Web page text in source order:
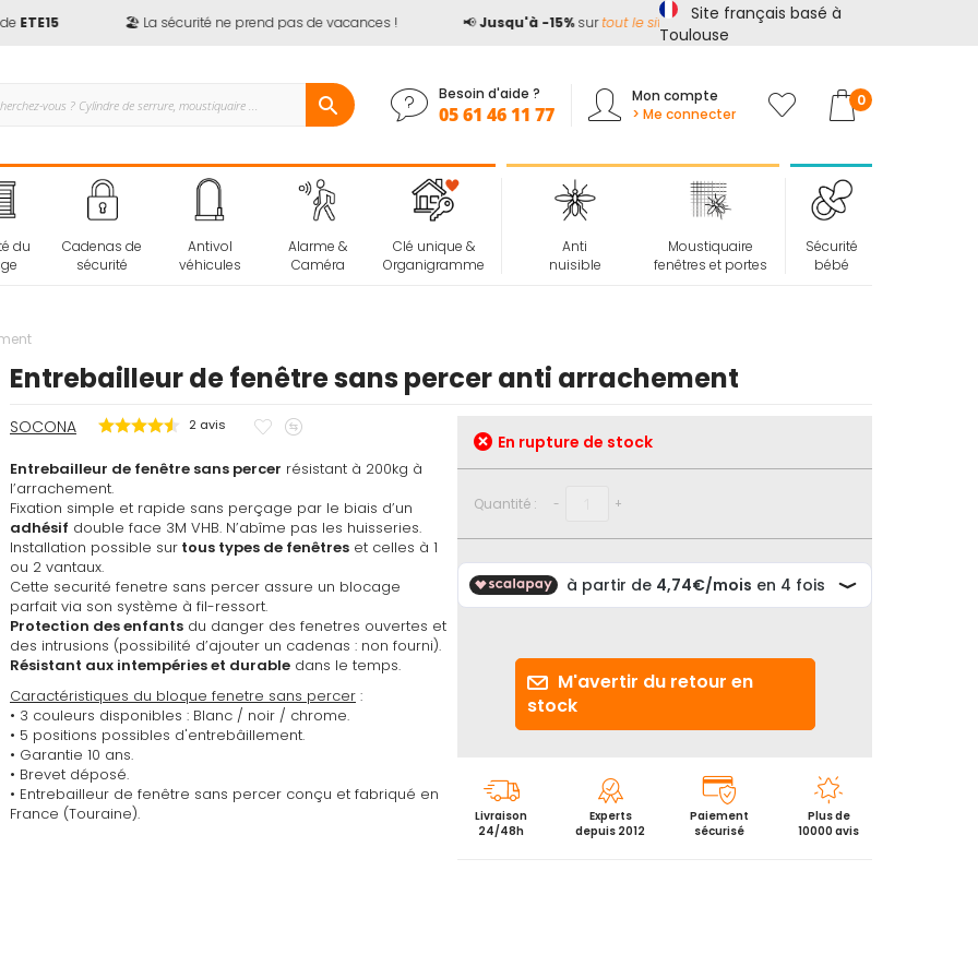
🏖️ La sécurité ne prend pas de vacances ! Jusqu'à -15%surtout le site*avec le codeETE15
Site français basé à
Toulouse
Besoin d'aide ?
05 61 46 11 77
Mon compte
> Me connecter
Mon panier
0
du
Cadenas de
sécurité
Antivol
véhicules
Alarme &
Caméra
Clé unique &
Organigramme
Anti
nuisible
Moustiquaire
fenêtres et portes
Sécurité
bébé
Entrebailleur de fenêtre sans percer anti arrachement
SOCONA 2 avis
Ajouter
mescomparateur
Entrebailleur de fenêtre sans percer résistant à 200kg à
l’arrachement.
Fixation simple et rapide sans perçage par le biais d’un
adhésif double face 3M VHB. N’abîme pas les huisseries.
Installation possible sur tous types de fenêtres et celles à 1
ou 2 vantaux.
Cette securité fenetre sans percer assure un blocage
parfait via son système à fil-ressort.
Protection des enfants du danger des fenetres ouvertes et
des intrusions (possibilité d’ajouter un cadenas : non fourni).
Résistant aux intempéries et durable dans le temps.
Caractéristiques du bloque fenetre sans percer :
• 3 couleurs disponibles : Blanc / noir / chrome.
• 5 positions possibles d'entrebâillement.
• Garantie 10 ans.
• Brevet déposé.
• Entrebailleur de fenêtre sans percer conçu et fabriqué en
France (Touraine).
En rupture de stock
Quantité : - +
M'avertir du retour en
stock
Livraison
24/48h
Experts
depuis 2012
Paiement
sécurisé
Plus de
10000 avis